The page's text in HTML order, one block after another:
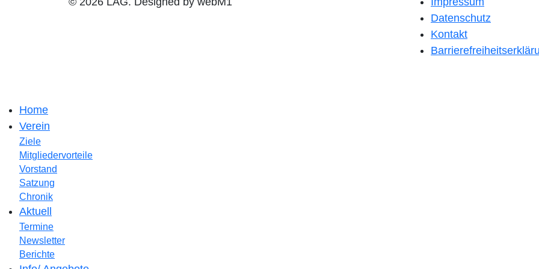
Datenschutz
Kontakt
Home
Verein
Ziele
Mitgliedervorteile
Vorstand
Satzung
Chronik
Aktuell
Termine
Newsletter
Berichte